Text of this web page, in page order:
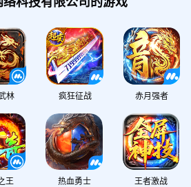
林 疯狂征战 赤月强者
王 热血勇士 王者激战